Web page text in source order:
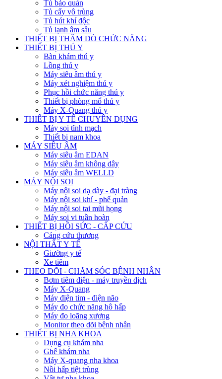
Tủ bảo quản
Tủ cấy vô trùng
Tủ hút khí độc
Tủ lạnh âm sâu
THIẾT BỊ THĂM DÒ CHỨC NĂNG
THIẾT BỊ THÚ Y
Bàn khám thú y
Lồng thú y
Máy siêu âm thú y
Máy xét nghiệm thú y
Phục hồi chức năng thú y
Thiết bị phòng mổ thú y
Máy X-Quang thú y
THIẾT BỊ Y TẾ CHUYÊN DỤNG
Máy soi tĩnh mạch
Thiết bị nam khoa
MÁY SIÊU ÂM
Máy siêu âm EDAN
Máy siêu âm không dây
Máy siêu âm WELLD
MÁY NỘI SOI
Máy nội soi dạ dày - đại tràng
Máy nội soi khí - phế quản
Máy nội soi tai mũi họng
Máy soi vi tuần hoàn
THIẾT BỊ HỒI SỨC - CẤP CỨU
Cáng cứu thương
NỘI THẤT Y TẾ
Giường y tế
Xe tiêm
THEO DÕI - CHĂM SÓC BỆNH NHÂN
Bơm tiêm điện - máy truyền dịch
Máy X-Quang
Máy điện tim - điện não
Máy đo chức năng hô hấp
Máy đo loãng xương
Monitor theo dõi bệnh nhân
THIẾT BỊ NHA KHOA
Dụng cụ khám nha
Ghế khám nha
Máy X-quang nha khoa
Nồi hấp tiệt trùng